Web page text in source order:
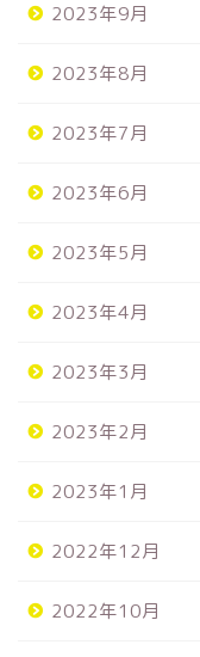
2023年9月
2023年8月
2023年7月
2023年6月
2023年5月
2023年4月
2023年3月
2023年2月
2023年1月
2022年12月
2022年10月